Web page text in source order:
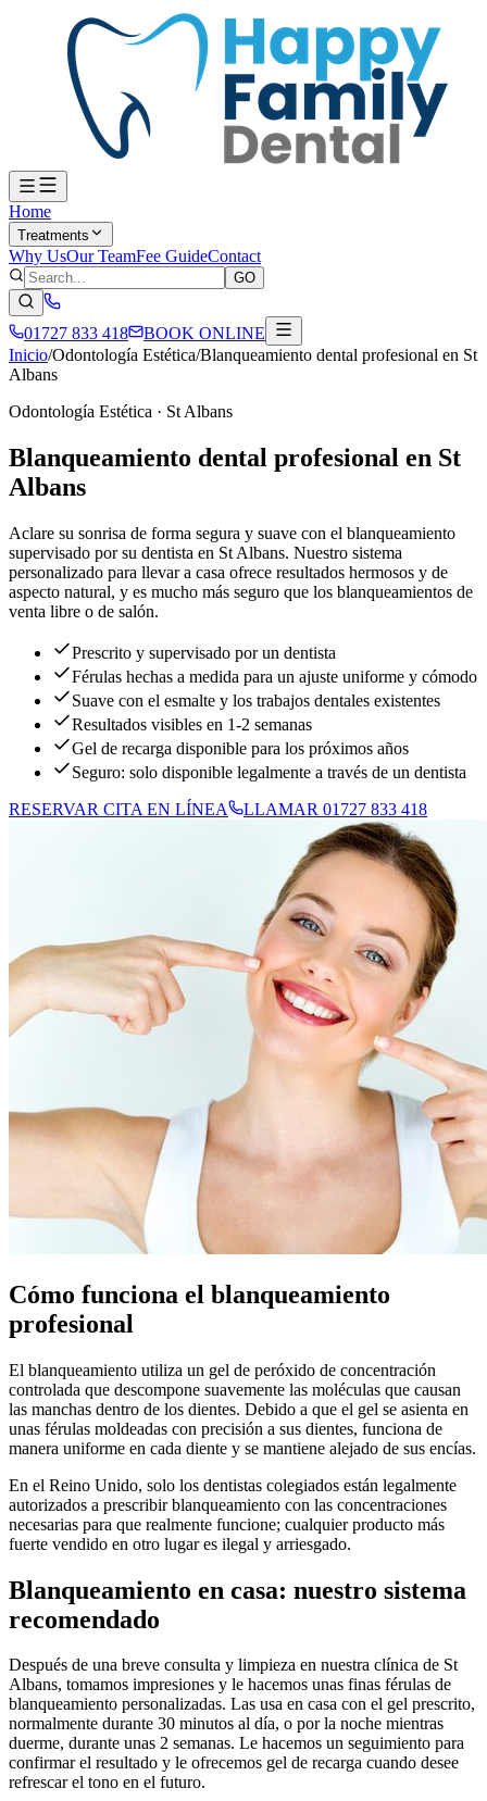
Home
Treatments
Why UsOur TeamFee GuideContact
GO
01727 833 418
BOOK ONLINE
Inicio/Odontología Estética/Blanqueamiento dental profesional en St
Albans
Odontología Estética · St Albans
Blanqueamiento dental profesional en St
Albans
Aclare su sonrisa de forma segura y suave con el blanqueamiento
supervisado por su dentista en St Albans. Nuestro sistema
personalizado para llevar a casa ofrece resultados hermosos y de
aspecto natural, y es mucho más seguro que los blanqueamientos de
venta libre o de salón.
Prescrito y supervisado por un dentista
Férulas hechas a medida para un ajuste uniforme y cómodo
Suave con el esmalte y los trabajos dentales existentes
Resultados visibles en 1-2 semanas
Gel de recarga disponible para los próximos años
Seguro: solo disponible legalmente a través de un dentista
RESERVAR CITA EN LÍNEA
LLAMAR 01727 833 418
Cómo funciona el blanqueamiento
profesional
El blanqueamiento utiliza un gel de peróxido de concentración
controlada que descompone suavemente las moléculas que causan
las manchas dentro de los dientes. Debido a que el gel se asienta en
unas férulas moldeadas con precisión a sus dientes, funciona de
manera uniforme en cada diente y se mantiene alejado de sus encías.
En el Reino Unido, solo los dentistas colegiados están legalmente
autorizados a prescribir blanqueamiento con las concentraciones
necesarias para que realmente funcione; cualquier producto más
fuerte vendido en otro lugar es ilegal y arriesgado.
Blanqueamiento en casa: nuestro sistema
recomendado
Después de una breve consulta y limpieza en nuestra clínica de St
Albans, tomamos impresiones y le hacemos unas finas férulas de
blanqueamiento personalizadas. Las usa en casa con el gel prescrito,
normalmente durante 30 minutos al día, o por la noche mientras
duerme, durante unas 2 semanas. Le hacemos un seguimiento para
confirmar el resultado y le ofrecemos gel de recarga cuando desee
refrescar el tono en el futuro.